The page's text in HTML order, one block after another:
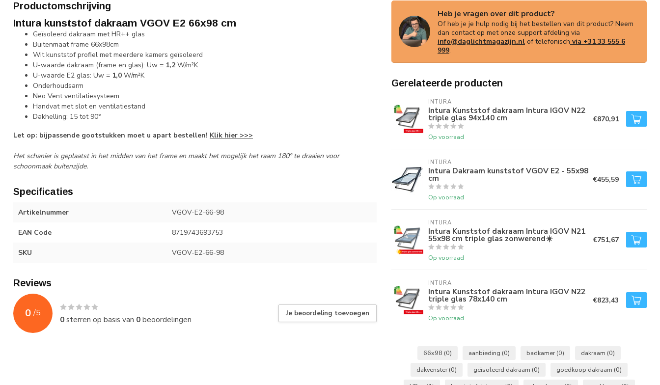
Productomschrijving
Intura kunststof dakraam VGOV E2 66x98 cm
Geïsoleerd dakraam met HR++ glas
Buitenmaat frame 66x98cm
Wit kunststof profiel met meerdere kamers geïsoleerd
U-waarde dakraam (frame en glas): Uw = 1,2 W/m²K
U-waarde E2 glas: Uw = 1,0 W/m²K
Onderhoudsarm
Neo Vent ventilatiesysteem
Handvat met slot en ventilatiestand
Dakhelling: 15 tot 90°
Let op: bijpassende gootstukken moet u apart bestellen! Klik hier >>>
Het schanier is geplaatst in het midden van het frame en maakt het mogelijk het raam 180º te draaien voor
schoonmaak buitenzijde.
Specificaties
Artikelnummer VGOV-E2-66-98
EAN Code 8719743693753
SKU VGOV-E2-66-98
Reviews
0 /5
0sterren op basis van 0beoordelingen
Je beoordeling toevoegen
Heb je vragen over dit product?
Of heb je je hulp nodig bij het bestellen van dit product? Neem
dan contact op met onze support afdeling via
info@daglichtmagazijn.nl of telefonisch via +31 33 555 6
999.
Gerelateerde producten
INTURA
Intura Kunststof dakraam Intura IGOV N22
triple glas 94x140 cm
Op voorraad
€870,91
INTURA
Intura Dakraam kunststof VGOV E2 - 55x98
cm
Op voorraad
€455,59
INTURA
Intura Kunststof dakraam Intura IGOV N21
55x98 cm triple glas zonwerend☀️
Op voorraad
€751,67
INTURA
Intura Kunststof dakraam Intura IGOV N22
triple glas 78x140 cm
Op voorraad
€823,43
66x98 (0) aanbieding (0) badkamer (0) dakraam (0)
dakvenster (0) geïsoleerd dakraam (0) goedkoop dakraam (0)